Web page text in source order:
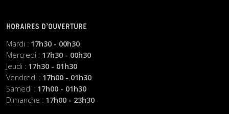
HORAIRES D’OUVERTURE
Mardi : 17h30 - 00h30
Mercredi : 17h30 - 00h30
Jeudi : 17h30 - 01h30
Vendredi : 17h00 - 01h30
Samedi : 17h00 - 01h30
Dimanche : 17h00 - 23h30